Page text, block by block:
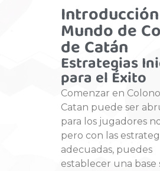
Mundo de
de Catán
Estrategias
para el Éxito
Comenzar en
Catan puede ser
para los jugadores
pero con las
adecuadas, puedes
establecer una base